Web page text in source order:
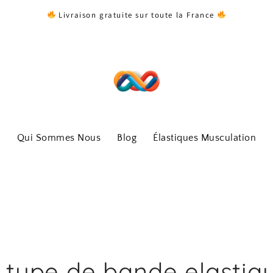
Livraison gratuite sur toute la France
Qui Sommes Nous Blog Élastiques Musculation